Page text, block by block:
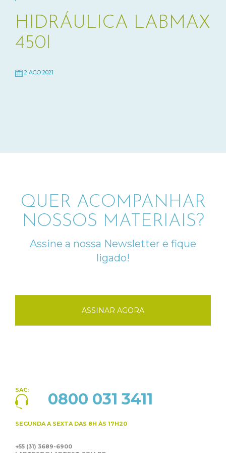
HIDRÁULICA LABMAX
450I
2 AGO 2021
QUER ACOMPANHAR
NOSSOS MATERIAIS?
Assine a nossa Newsletter e fique
ligado!
ASSINAR AGORA
SAC: 0800 031 3411
SEGUNDA A SEXTA DAS 8H ÀS 17H20
+55 (31) 3689-6900